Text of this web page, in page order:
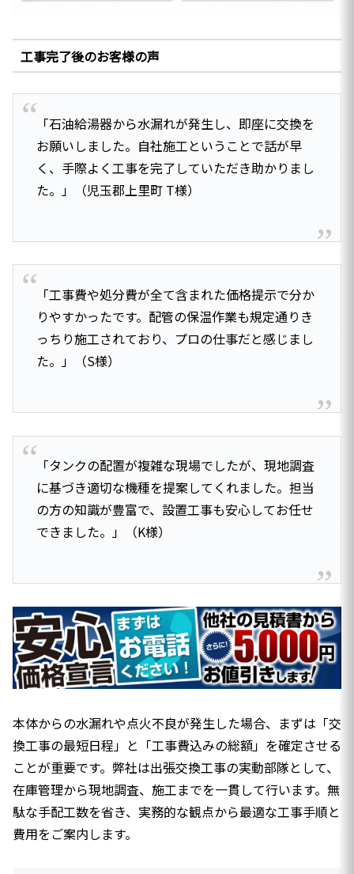
工事完了後のお客様の声
「石油給湯器から水漏れが発生し、即座に交換を
お願いしました。自社施工ということで話が早
く、手際よく工事を完了していただき助かりまし
た。」（児玉郡上里町 T様）
「工事費や処分費が全て含まれた価格提示で分か
りやすかったです。配管の保温作業も規定通りき
っちり施工されており、プロの仕事だと感じまし
た。」（S様）
「タンクの配置が複雑な現場でしたが、現地調査
に基づき適切な機種を提案してくれました。担当
の方の知識が豊富で、設置工事も安心してお任せ
できました。」（K様）
本体からの水漏れや点火不良が発生した場合、まずは「交
換工事の最短日程」と「工事費込みの総額」を確定させる
ことが重要です。弊社は出張交換工事の実動部隊として、
在庫管理から現地調査、施工までを一貫して行います。無
駄な手配工数を省き、実務的な観点から最適な工事手順と
費用をご案内します。